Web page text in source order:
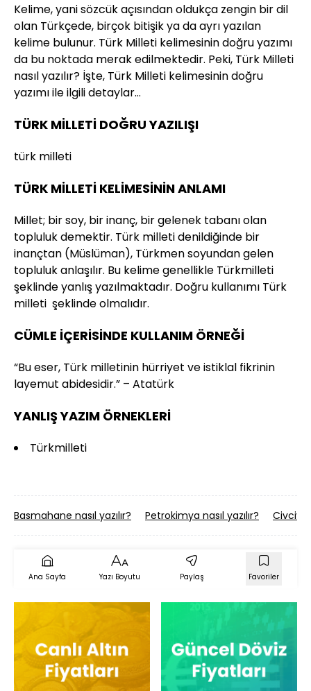
Kelime, yani sözcük açısından oldukça zengin bir dil
olan Türkçede, birçok bitişik ya da ayrı yazılan
kelime bulunur. Türk Milleti kelimesinin doğru yazımı
da bu noktada merak edilmektedir. Peki, Türk Milleti
nasıl yazılır? İşte, Türk Milleti kelimesinin doğru
yazımı ile ilgili detaylar…
TÜRK MİLLETİ DOĞRU YAZILIŞI
türk milleti
TÜRK MİLLETİ KELİMESİNİN ANLAMI
Millet; bir soy, bir inanç, bir gelenek tabanı olan
topluluk demektir. Türk milleti denildiğinde bir
inançtan (Müslüman), Türkmen soyundan gelen
topluluk anlaşılır. Bu kelime genellikle Türkmilleti
şeklinde yanlış yazılmaktadır. Doğru kullanımı Türk
milleti şeklinde olmalıdır.
CÜMLE İÇERİSİNDE KULLANIM ÖRNEĞİ
“Bu eser, Türk milletinin hürriyet ve istiklal fikrinin
layemut abidesidir.” – Atatürk
YANLIŞ YAZIM ÖRNEKLERİ
Türkmilleti
Basmahane nasıl yazılır? Petrokimya nasıl yazılır? Civcivlik
Ana Sayfa Yazı Boyutu Paylaş Favoriler